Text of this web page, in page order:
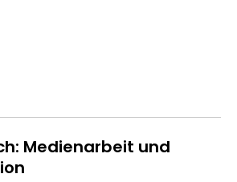
Medienarbeit und